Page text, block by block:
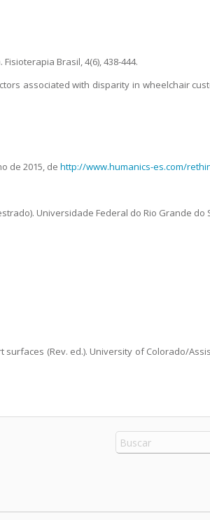
Brasil, 4(6), 438-444.
associated with disparity in wheelchair
de 2015, dehttp://www.humanics-es.com/
Universidade Federal do Rio Grande do
(Rev. ed.). University of Colorado/